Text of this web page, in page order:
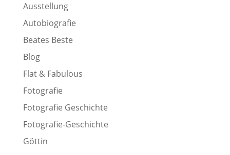
Ausstellung
Autobiografie
Beates Beste
Blog
Flat & Fabulous
Fotografie
Fotografie Geschichte
Fotografie-Geschichte
Göttin